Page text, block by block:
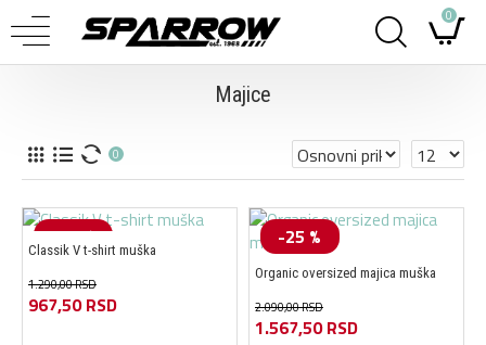
0
Majice
0
-25 %
Classik V t-shirt muška
967,50 RSD
1.290,00 RSD
-25 %
Organic oversized majica muška
1.567,50 RSD
2.090,00 RSD